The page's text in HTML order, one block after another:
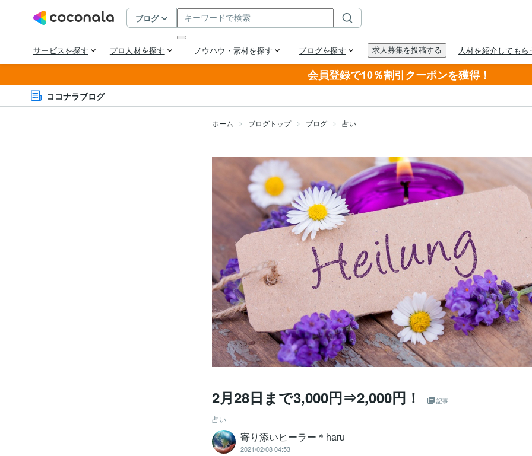
会員登録で10％割引クーポンを獲得！
ココナラブログ
ホーム ブログトップ ブログ 占い
2月28日まで3,000円⇒2,000円！ 記事
占い
寄り添いヒーラー＊haru
2021/02/08 04:53